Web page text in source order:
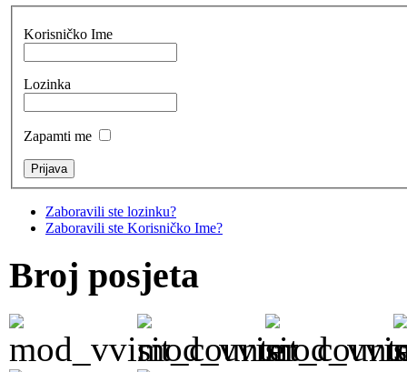
Korisničko Ime
Lozinka
Zapamti me
Zaboravili ste lozinku?
Zaboravili ste Korisničko Ime?
Broj posjeta